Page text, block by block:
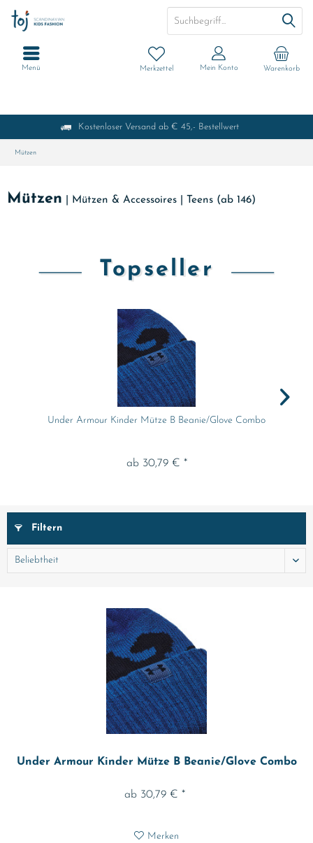
Kostenloser Versand ab € 45,- Bestellwert
Warenkorb
Merkzettel Mein Konto
Menü
Mützen
Mützen Mützen & Accessoires| Teens (ab 146)
Topseller
Under Armour Kinder Mütze B Beanie/Glove Combo
ab 30,79 € *
Filtern
Under Armour Kinder Mütze B Beanie/Glove Combo
ab 30,79 € *
Merken